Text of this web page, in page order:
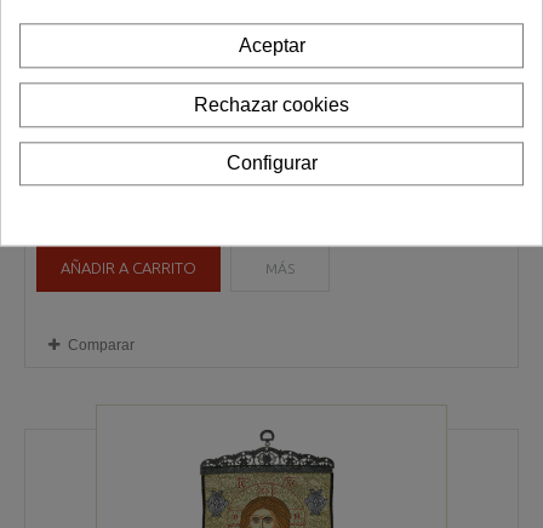
CORDON OJO TURCO ROJO (OT-0026/01)
CORDON OJO TURCO ROJO (OT-0026/01)
1,00 €
AÑADIR A CARRITO MÁS
Comparar
Aceptar
Rechazar cookies
Configurar